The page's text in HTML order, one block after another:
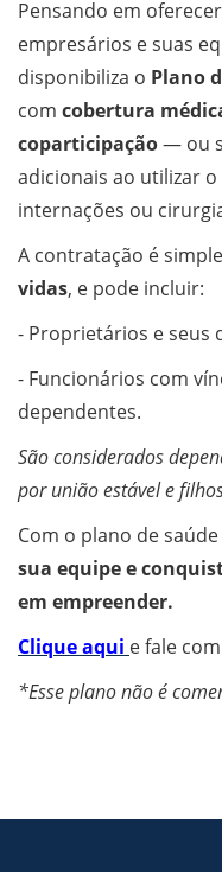
Pensando em
empresários e suas
disponibiliza o Plano
com cobertura
coparticipação— ou
adicionais ao utilizar
internações ou
A contratação é
vidas, e pode incluir:
- Proprietários e seus
- Funcionários com
dependentes.
São considerados
por união estável e
Com o plano de saúde
sua equipe e
em empreender.
Clique aqui e fale
*Esse plano não é